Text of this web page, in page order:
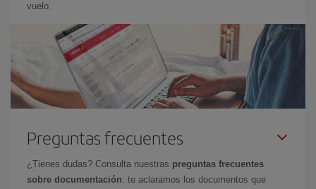
vuelo.
Preguntas frecuentes
¿Tienes dudas? Consulta nuestras preguntas frecuentes
sobre documentación: te aclaramos los documentos que